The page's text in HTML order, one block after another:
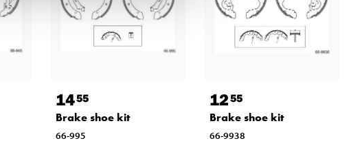
1455
Brake shoe kit
66-995
1255
Brake shoe kit
66-9938